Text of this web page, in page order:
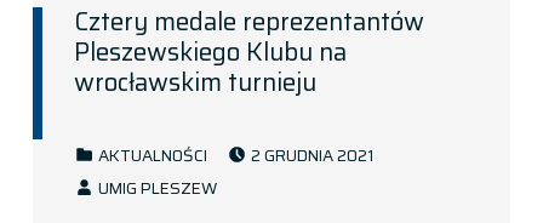
Cztery medale reprezentantów
Pleszewskiego Klubu na
wrocławskim turnieju
AKTUALNOŚCI 2 GRUDNIA 2021
UMIG PLESZEW